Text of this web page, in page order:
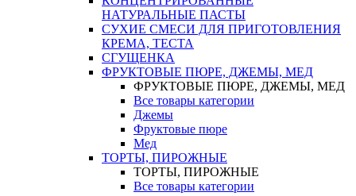
НАТУРАЛЬНЫЕ ПАСТЫ
СУХИЕ СМЕСИ ДЛЯ ПРИГОТОВЛЕНИЯ
КРЕМА, ТЕСТА
СГУЩЕНКА
ФРУКТОВЫЕ ПЮРЕ, ДЖЕМЫ, МЕД
ФРУКТОВЫЕ ПЮРЕ, ДЖЕМЫ, МЕД
Все товары категории
Джемы
Фруктовые пюре
Мед
ТОРТЫ, ПИРОЖНЫЕ
ТОРТЫ, ПИРОЖНЫЕ
Все товары категории